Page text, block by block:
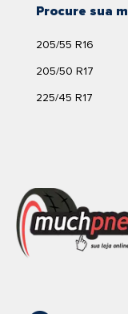
Procure sua
205/55 R16
205/50 R17
225/45 R17